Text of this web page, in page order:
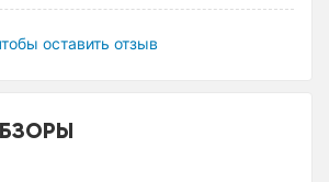
оставить отзыв